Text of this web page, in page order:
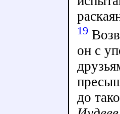
19
он с
до